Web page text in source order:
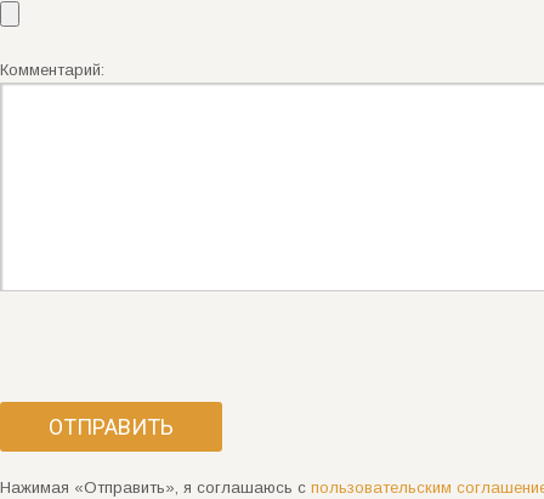
Комментарий:
Нажимая «Отправить», я соглашаюсь с пользовательским